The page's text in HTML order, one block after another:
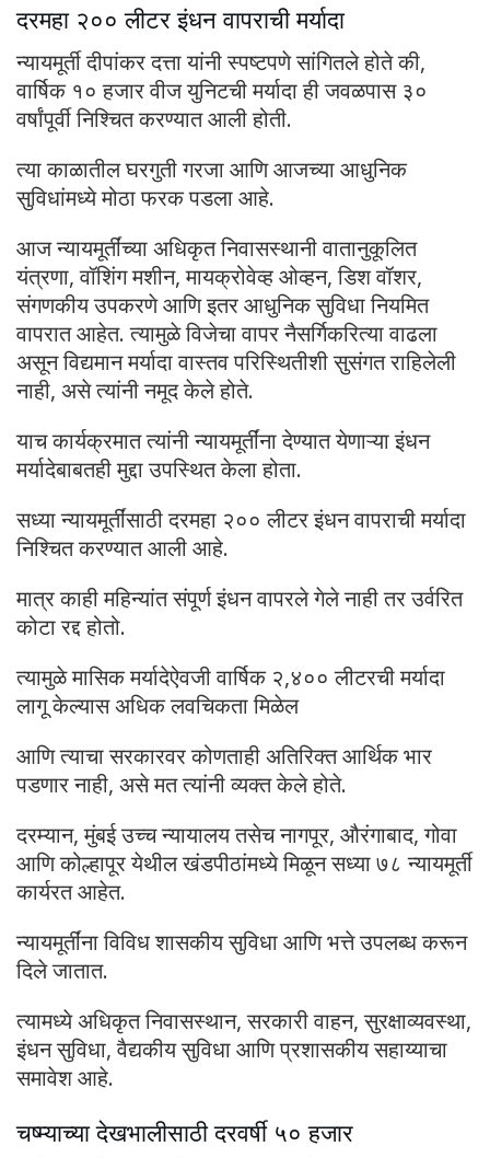
दरमहा २०० लीटर इंधन वापराची मर्यादा
न्यायमूर्ती दीपांकर दत्ता यांनी स्पष्टपणे सांगितले होते की,
वार्षिक १० हजार वीज युनिटची मर्यादा ही जवळपास ३०
वर्षांपूर्वी निश्चित करण्यात आली होती.
त्या काळातील घरगुती गरजा आणि आजच्या आधुनिक
सुविधांमध्ये मोठा फरक पडला आहे.
आज न्यायमूर्तींच्या अधिकृत निवासस्थानी वातानुकूलित
यंत्रणा, वॉशिंग मशीन, मायक्रोवेव्ह ओव्हन, डिश वॉशर,
संगणकीय उपकरणे आणि इतर आधुनिक सुविधा नियमित
वापरात आहेत. त्यामुळे विजेचा वापर नैसर्गिकरित्या वाढला
असून विद्यमान मर्यादा वास्तव परिस्थितीशी सुसंगत राहिलेली
नाही, असे त्यांनी नमूद केले होते.
याच कार्यक्रमात त्यांनी न्यायमूर्तींना देण्यात येणाऱ्या इंधन
मर्यादेबाबतही मुद्दा उपस्थित केला होता.
सध्या न्यायमूर्तींसाठी दरमहा २०० लीटर इंधन वापराची मर्यादा
निश्चित करण्यात आली आहे.
मात्र काही महिन्यांत संपूर्ण इंधन वापरले गेले नाही तर उर्वरित
कोटा रद्द होतो.
त्यामुळे मासिक मर्यादेऐवजी वार्षिक २,४०० लीटरची मर्यादा
लागू केल्यास अधिक लवचिकता मिळेल
आणि त्याचा सरकारवर कोणताही अतिरिक्त आर्थिक भार
पडणार नाही, असे मत त्यांनी व्यक्त केले होते.
दरम्यान, मुंबई उच्च न्यायालय तसेच नागपूर, औरंगाबाद, गोवा
आणि कोल्हापूर येथील खंडपीठांमध्ये मिळून सध्या ७८ न्यायमूर्ती
कार्यरत आहेत.
न्यायमूर्तींना विविध शासकीय सुविधा आणि भत्ते उपलब्ध करून
दिले जातात.
त्यामध्ये अधिकृत निवासस्थान, सरकारी वाहन, सुरक्षाव्यवस्था,
इंधन सुविधा, वैद्यकीय सुविधा आणि प्रशासकीय सहाय्याचा
समावेश आहे.
चष्म्याच्या देखभालीसाठी दरवर्षी ५० हजार